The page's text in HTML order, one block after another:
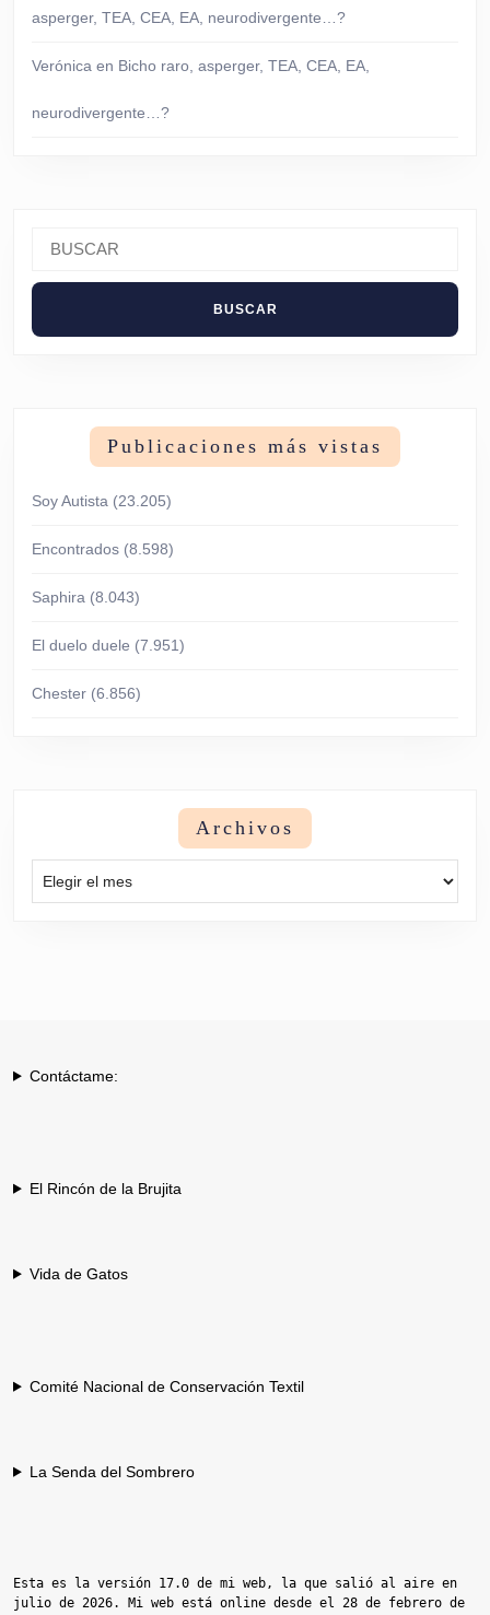
asperger, TEA, CEA, EA, neurodivergente…?
Verónica en Bicho raro, asperger, TEA, CEA, EA,
neurodivergente…?
Publicaciones más vistas
Soy Autista (23.205)
Encontrados (8.598)
Saphira (8.043)
El duelo duele (7.951)
Chester (6.856)
Archivos
Contáctame:
El Rincón de la Brujita
Vida de Gatos
Comité Nacional de Conservación Textil
La Senda del Sombrero
Esta es la versión 17.0 de mi web, la que salió al aire en
julio de 2026. Mi web está online desde el 28 de febrero de